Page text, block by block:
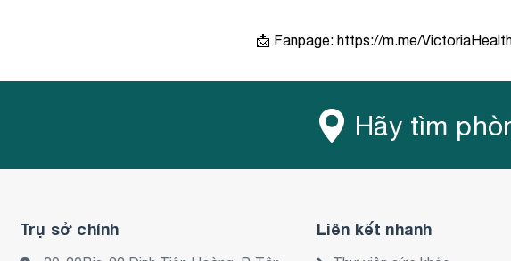
📩 Fanpage: https://m.me/
Hãy tìm
Trụ sở chính Liên kết nhanh